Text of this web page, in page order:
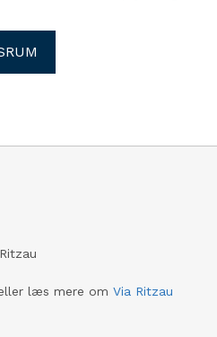
læs mere om Via Ritzau